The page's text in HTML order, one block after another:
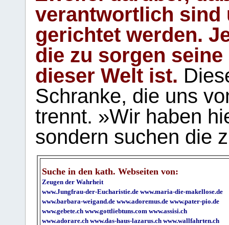
verantwortlich sind
gerichtet werden.
die zu sorgen
dieser Welt ist.
Schranke, die uns
trennt. »Wir haben
sondern suchen die
Suche in den kath. Webseiten von:
Zeugen der Wahrheit
www.Jungfrau-der-Eucharistie.de www.maria-die-makellose.de
www.barbara-weigand.de www.adoremus.de www.pater-pio.de
www.gebete.ch www.gottliebtuns.com www.assisi.ch
www.adorare.ch www.das-haus-lazarus.ch www.wallfahrten.ch